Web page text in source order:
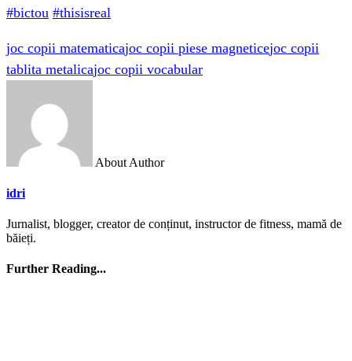
#bictou #thisisreal
joc copii matematicajoc copii piese magneticejoc copii
tablita metalicajoc copii vocabular
About Author
idri
Jurnalist, blogger, creator de conținut, instructor de fitness, mamă de
băieți.
Further Reading...